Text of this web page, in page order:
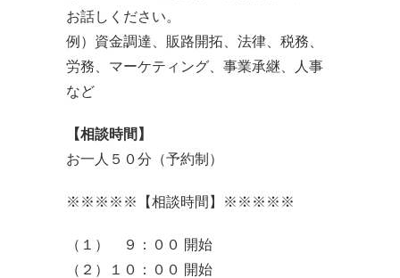
お話しください。
例）資金調達、販路開拓、法律、税務、
労務、マーケティング、事業承継、人事
など
【相談時間】
お一人５０分（予約制）
※※※※※【相談時間】※※※※※
（１） ９：００ 開始
（２）１０：００ 開始